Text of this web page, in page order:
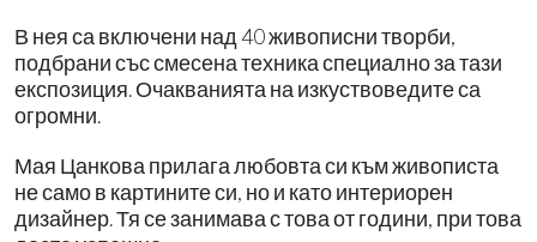
В нея са включени над 40 живописни творби,
подбрани със смесена техника специално за тази
експозиция. Очакванията на изкуствоведите са
огромни.
Мая Цанкова прилага любовта си към живописта
не само в картините си, но и като интериорен
дизайнер. Тя се занимава с това от години, при това